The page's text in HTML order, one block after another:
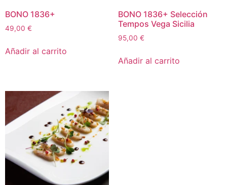
BONO 1836+
49,00 €
Añadir al carrito
BONO 1836+ Selección
Tempos Vega Sicilia
95,00 €
Añadir al carrito